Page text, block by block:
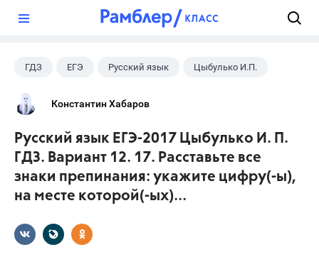
ГДЗ ЕГЭ Русский язык Цыбулько И.П.
Константин Хабаров
Русский язык ЕГЭ-2017 Цыбулько И. П.
ГДЗ. Вариант 12. 17. Расставьте все
знаки препинания: укажите цифру(-ы),
на месте которой(-ых)...